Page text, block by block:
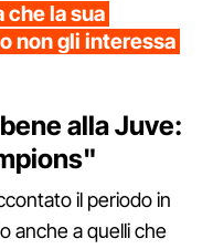
che la sua
non gli interessa
alla Juve:
il periodo in
anche a quelli che